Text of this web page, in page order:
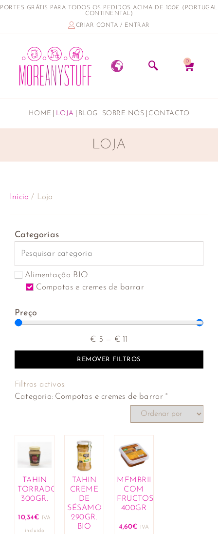
PORTES GRÁTIS PARA TODOS OS PEDIDOS ACIMA DE 100€ (PORTUGAL
CONTINENTAL)
CRIAR CONTA / ENTRAR
0
HOME LOJA BLOG SOBRE NÓS CONTACTO
LOJA
Início / Loja
Categorias
Alimentação BIO
Compotas e cremes de barrar
Preço
€ 5 — € 11
REMOVER FILTROS
Filtros activos:
Categoria: Compotas e cremes de barrar ×
TAHIN
TORRADO
300GR.
10,34€ IVA
incluido
TAHIN
CREME
DE
SÉSAMO
290GR.
BIO
MEMBRILLO
COM
FRUCTOSA
400GR
4,60€ IVA